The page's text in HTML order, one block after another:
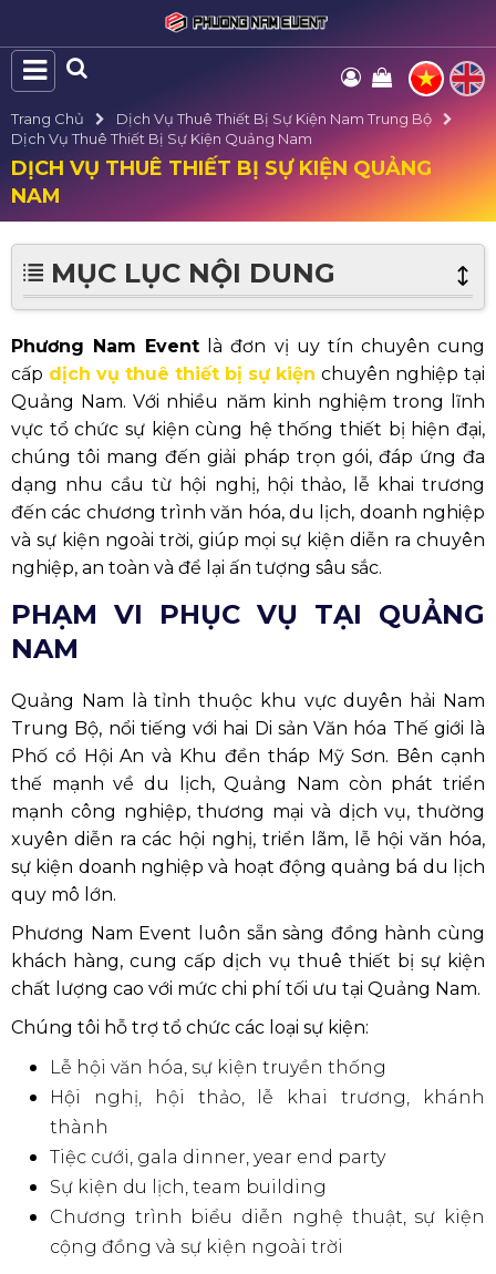
Trang Chủ
Dịch Vụ Thuê Thiết Bị Sự Kiện Nam Trung Bộ
Dịch Vụ Thuê Thiết Bị Sự Kiện Quảng Nam
DỊCH VỤ THUÊ THIẾT BỊ SỰ KIỆN QUẢNG
NAM
MỤC LỤC NỘI DUNG
Phương Nam Event là đơn vị uy tín chuyên cung
cấp dịch vụ thuê thiết bị sự kiện chuyên nghiệp tại
Quảng Nam. Với nhiều năm kinh nghiệm trong lĩnh
vực tổ chức sự kiện cùng hệ thống thiết bị hiện đại,
chúng tôi mang đến giải pháp trọn gói, đáp ứng đa
dạng nhu cầu từ hội nghị, hội thảo, lễ khai trương
đến các chương trình văn hóa, du lịch, doanh nghiệp
và sự kiện ngoài trời, giúp mọi sự kiện diễn ra chuyên
nghiệp, an toàn và để lại ấn tượng sâu sắc.
PHẠM VI PHỤC VỤ TẠI QUẢNG
NAM
Quảng Nam là tỉnh thuộc khu vực duyên hải Nam
Trung Bộ, nổi tiếng với hai Di sản Văn hóa Thế giới là
Phố cổ Hội An và Khu đền tháp Mỹ Sơn. Bên cạnh
thế mạnh về du lịch, Quảng Nam còn phát triển
mạnh công nghiệp, thương mại và dịch vụ, thường
xuyên diễn ra các hội nghị, triển lãm, lễ hội văn hóa,
sự kiện doanh nghiệp và hoạt động quảng bá du lịch
quy mô lớn.
Phương Nam Event luôn sẵn sàng đồng hành cùng
khách hàng, cung cấp dịch vụ thuê thiết bị sự kiện
chất lượng cao với mức chi phí tối ưu tại Quảng Nam.
Chúng tôi hỗ trợ tổ chức các loại sự kiện:
Lễ hội văn hóa, sự kiện truyền thống
Hội nghị, hội thảo, lễ khai trương, khánh
thành
Tiệc cưới, gala dinner, year end party
Sự kiện du lịch, team building
Chương trình biểu diễn nghệ thuật, sự kiện
cộng đồng và sự kiện ngoài trời